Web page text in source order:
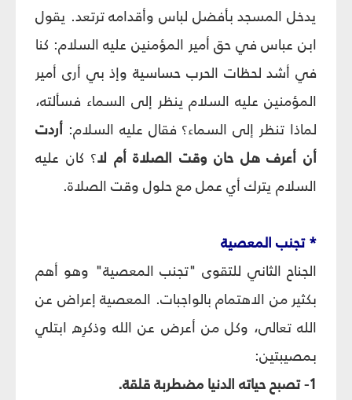
يدخل المسجد بأفضل لباس وأقدامه ترتعد. يقول
ابن عباس في حق أمير المؤمنين عليه السلام: كنا
في أشد لحظات الحرب حساسية وإذ بي أرى أمير
المؤمنين عليه السلام ينظر إلى السماء فسألته،
لماذا تنظر إلى السماء؟ فقال عليه السلام: أردت
أن أعرف هل حان وقت الصلاة أم لا؟ كان عليه
السلام يترك أي عمل مع حلول وقت الصلاة.
* تجنب المعصية
الجناح الثاني للتقوى "تجنب المعصية" وهو أهم
بكثير من الاهتمام بالواجبات. المعصية إعراض عن
الله تعالى، وكل من أعرض عن الله وذكرِه ابتلي
بمصيبتين:
1- تصبح حياته الدنيا مضطربة قلقة.